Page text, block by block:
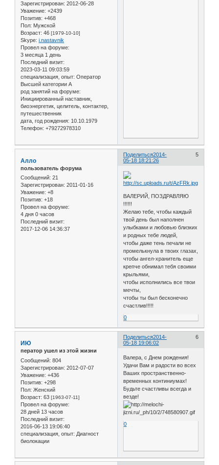
Зарегистрирован: 2012-06-28
Уважение: +2439
Позитив: +468
Пол: Мужской
Возраст: 46 [1979-10-10]
Skype: i.nastavnik
Провел на форуме:
3 месяца 1 день
Последний визит:
2023-03-11 09:03:59
специализация, опыт: Оператор
Высшей категории А
род занятий на форуме:
Инициированный наставник,
биоэнергетик, целитель, контактер,
путешественник
дата, год рождения: 10.10.1979
Телефон: +79272978310
Поделиться 5
2014-
05-18 18:21:26
Алло
пользователь форума
Сообщений: 21
Зарегистрирован: 2011-01-16
Уважение: +8
Позитив: +18
Провел на форуме:
4 дня 0 часов
Последний визит:
2017-12-06 14:36:37
ВАЛЕРИЙ, ПОЗДРАВЛЯЮ
!!!!!!
Желаю тебе, чтобы каждый
твой день был наполнен
улыбками и любовью близких
и родных тебе людей,
чтобы даже тень печали не
промелькнула в твоих глазах,
чтобы ангел-хранитель еще
крепче обнимал тебя своими
крыльями,
чтобы исполнились все твои
мечты,
чтобы ты был бесконечно
счастлив!!!!!
0
Поделиться 6
2014-
05-18 19:06:02
ИЮ
ператор ушел из этой жизни
Сообщений: 804
Зарегистрирован: 2012-07-07
Уважение: +436
Позитив: +298
Пол: Женский
Возраст: 63 [1963-07-11]
Провел на форуме:
28 дней 13 часов
Последний визит:
2016-06-13 19:06:40
специализация, опыт: Диагност
биолокации
Валера, с Днем рождения!
Удачи Вам и радости во всех
Ваших пространственно-
временных континиумах!
Будьте счастливы всегда и
везде!
0